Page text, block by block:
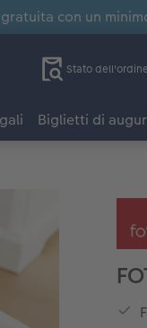
con un
Stato dell'ordine
Biglietti di